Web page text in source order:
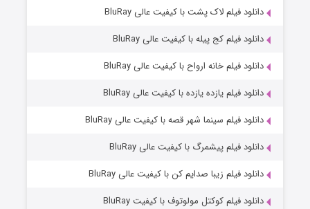
دانلود فیلم لاک پشت با کیفیت عالی BluRay
دانلود فیلم کج‌ پیله با کیفیت عالی BluRay
دانلود فیلم خانه ارواح با کیفیت عالی BluRay
دانلود فیلم یازده یازده با کیفیت عالی BluRay
دانلود فیلم سینما شهر قصه با کیفیت عالی BluRay
دانلود فیلم پیشمرگ با کیفیت عالی BluRay
دانلود فیلم زیبا صدایم کن با کیفیت عالی BluRay
دانلود فیلم کوکتل مولوتوف با کیفیت BluRay